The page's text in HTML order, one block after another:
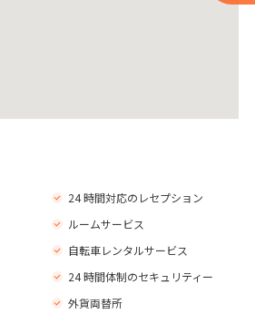
24 時間対応のレセプション
ルームサービス
自転車レンタルサービス
24 時間体制のセキュリティー
外貨両替所